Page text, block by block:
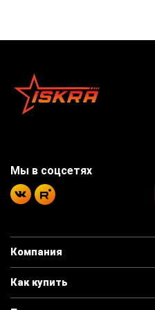
Компания
Как купить
Мы в соцсетях